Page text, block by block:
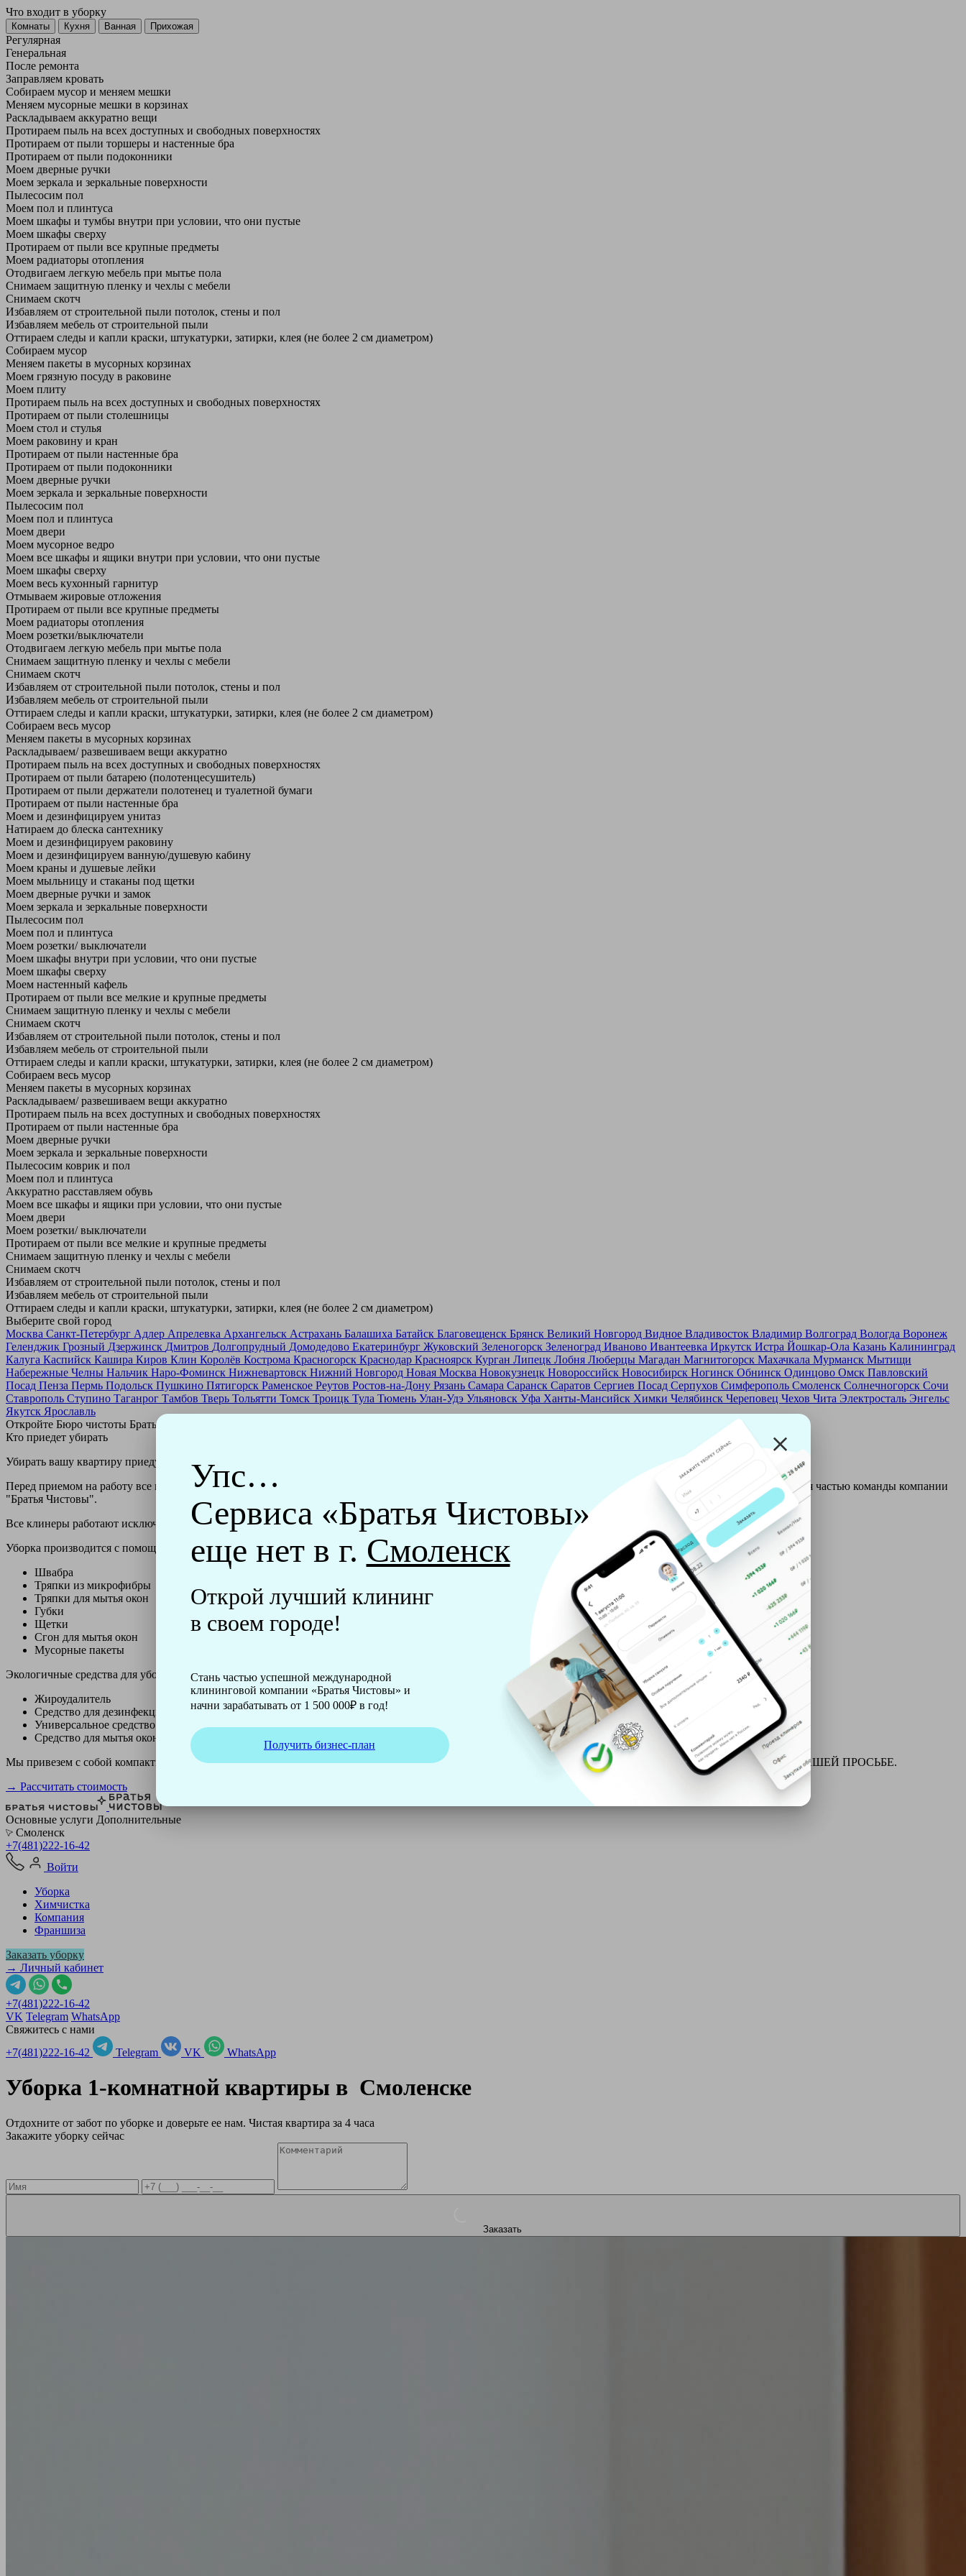
Упс…
Сервиса «Братья Чистовы»
еще нет в г. Смоленск
Открой лучший клининг
в своем городе!
Стань частью успешной международной
клининговой компании «Братья Чистовы» и
начни зарабатывать от 1 500 000₽ в год!
Получить бизнес-план
Что входит в уборку
Регу­лярная
Гене­ральная
После ремонта
Заправляем кровать
Собираем мусор и меняем мешки
Меняем мусорные мешки в корзинах
Раскладываем аккуратно вещи
Протираем пыль на всех доступных и свободных поверхностях
Протираем от пыли торшеры и настенные бра
Протираем от пыли подоконники
Моем дверные ручки
Моем зеркала и зеркальные поверхности
Пылесосим пол
Моем пол и плинтуса
Моем шкафы и тумбы внутри при условии, что они пустые
Моем шкафы сверху
Протираем от пыли все крупные предметы
Моем радиаторы отопления
Отодвигаем легкую мебель при мытье пола
Снимаем защитную пленку и чехлы с мебели
Снимаем скотч
Избавляем от строительной пыли потолок, стены и пол
Избавляем мебель от строительной пыли
Оттираем следы и капли краски, штукатурки, затирки, клея (не более 2 см диаметром)
Собираем мусор
Меняем пакеты в мусорных корзинах
Моем грязную посуду в раковине
Моем плиту
Протираем пыль на всех доступных и свободных поверхностях
Протираем от пыли столешницы
Моем стол и стулья
Моем раковину и кран
Протираем от пыли настенные бра
Протираем от пыли подоконники
Моем дверные ручки
Моем зеркала и зеркальные поверхности
Пылесосим пол
Моем пол и плинтуса
Моем двери
Моем мусорное ведро
Моем все шкафы и ящики внутри при условии, что они пустые
Моем шкафы сверху
Моем весь кухонный гарнитур
Отмываем жировые отложения
Протираем от пыли все крупные предметы
Моем радиаторы отопления
Моем розетки/выключатели
Отодвигаем легкую мебель при мытье пола
Снимаем защитную пленку и чехлы с мебели
Снимаем скотч
Избавляем от строительной пыли потолок, стены и пол
Избавляем мебель от строительной пыли
Оттираем следы и капли краски, штукатурки, затирки, клея (не более 2 см диаметром)
Собираем весь мусор
Меняем пакеты в мусорных корзинах
Раскладываем/ развешиваем вещи аккуратно
Протираем пыль на всех доступных и свободных поверхностях
Протираем от пыли батарею (полотенцесушитель)
Протираем от пыли держатели полотенец и туалетной бумаги
Протираем от пыли настенные бра
Моем и дезинфицируем унитаз
Натираем до блеска сантехнику
Моем и дезинфицируем раковину
Моем и дезинфицируем ванную/душевую кабину
Моем краны и душевые лейки
Моем мыльницу и стаканы под щетки
Моем дверные ручки и замок
Моем зеркала и зеркальные поверхности
Пылесосим пол
Моем пол и плинтуса
Моем розетки/ выключатели
Моем шкафы внутри при условии, что они пустые
Моем шкафы сверху
Моем настенный кафель
Протираем от пыли все мелкие и крупные предметы
Снимаем защитную пленку и чехлы с мебели
Снимаем скотч
Избавляем от строительной пыли потолок, стены и пол
Избавляем мебель от строительной пыли
Оттираем следы и капли краски, штукатурки, затирки, клея (не более 2 см диаметром)
Собираем весь мусор
Меняем пакеты в мусорных корзинах
Раскладываем/ развешиваем вещи аккуратно
Протираем пыль на всех доступных и свободных поверхностях
Протираем от пыли настенные бра
Моем дверные ручки
Моем зеркала и зеркальные поверхности
Пылесосим коврик и пол
Моем пол и плинтуса
Аккуратно расставляем обувь
Моем все шкафы и ящики при условии, что они пустые
Моем двери
Моем розетки/ выключатели
Протираем от пыли все мелкие и крупные предметы
Снимаем защитную пленку и чехлы с мебели
Снимаем скотч
Избавляем от строительной пыли потолок, стены и пол
Избавляем мебель от строительной пыли
Оттираем следы и капли краски, штукатурки, затирки, клея (не более 2 см диаметром)
Выберите свой город
Москва Санкт-Петербург Адлер Апрелевка Архангельск Астрахань Балашиха Батайск Благовещенск Брянск Великий Новгород Видное Владивосток Владимир Волгоград Вологда Воронеж
Геленджик Грозный Дзержинск Дмитров Долгопрудный Домодедово Екатеринбург Жуковский Зеленогорск Зеленоград Иваново Ивантеевка Иркутск Истра Йошкар-Ола Казань Калининград
Калуга Каспийск Кашира Киров Клин Королёв Кострома Красногорск Краснодар Красноярск Курган Липецк Лобня Люберцы Магадан Магнитогорск Махачкала Мурманск Мытищи
Набережные Челны Нальчик Наро-Фоминск Нижневартовск Нижний Новгород Новая Москва Новокузнецк Новороссийск Новосибирск Ногинск Обнинск Одинцово Омск Павловский
Посад Пенза Пермь Подольск Пушкино Пятигорск Раменское Реутов Ростов-на-Дону Рязань Самара Саранск Саратов Сергиев Посад Серпухов Симферополь Смоленск Солнечногорск Сочи
Ставрополь Ступино Таганрог Тамбов Тверь Тольятти Томск Троицк Тула Тюмень Улан-Удэ Ульяновск Уфа Ханты-Мансийск Химки Челябинск Череповец Чехов Чита Электросталь Энгельс
Якутск Ярославль
Откройте Бюро чистоты Братьев Чистовых в своем городе по
Кто приедет убирать
Убирать вашу квартиру приедут профессионально обученные клинеры - русские девушки, в возрасте от 24 до 40 лет.
Перед приемом на работу все клинеры проходят аттестацию в нашем обучающем центре, а также проверку в службе безопасности и только после этого становятся частью команды компании
"Братья Чистовы".
Все клинеры работают исключительно в форме с логотипом компании "Братья Чистовы".
Уборка производится с помощью профессиональных технических и химический средств, которые наши клинеры привозят с собой:
Швабра
Тряпки из микрофибры
Тряпки для мытья окон
Губки
Щетки
Сгон для мытья окон
Мусорные пакеты
Экологичные средства для уборки немецкой марки Kiehl:
Жироудалитель
Средство для дезинфекции
Универсальное средство
Средство для мытья окон
Мы привезем с собой компактный профессиональный пылесос фирмы Soteco, а также утюг, ведро, парогенератор, аппарат для химчистки и многое другое ПО ВАШЕЙ ПРОСЬБЕ.
→ Рассчитать стоимость
Основные услуги Дополнительные
Смоленск
+7(481)222-16-42
Войти
Уборка
Химчистка
Компания
Франшиза
Заказать уборку
→ Личный кабинет
+7(481)222-16-42
VK Telegram WhatsApp
Свяжитесь с нами
+7(481)222-16-42
Telegram VK WhatsApp
Уборка 1-комнатной квартиры в Смоленске
Отдохните от забот по уборке и доверьте ее нам. Чистая квартира за 4 часа
Закажите уборку сейчас
Заказать